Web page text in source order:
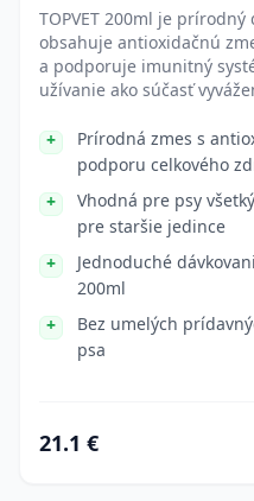
TOPVET 200ml je
obsahuje antioxidačnú
a podporuje imunitný
užívanie ako súčasť
Prírodná zmes s
podporu celkového
Vhodná pre psy
pre staršie jedince
Jednoduché
200ml
Bez umelých
psa
21.1 €